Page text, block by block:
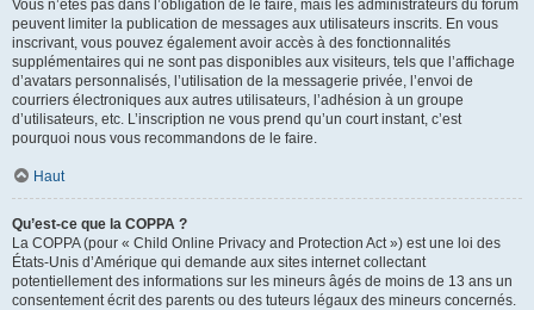
Vous n’êtes pas dans l’obligation de le faire, mais les administrateurs du forum
peuvent limiter la publication de messages aux utilisateurs inscrits. En vous
inscrivant, vous pouvez également avoir accès à des fonctionnalités
supplémentaires qui ne sont pas disponibles aux visiteurs, tels que l’affichage
d’avatars personnalisés, l’utilisation de la messagerie privée, l’envoi de
courriers électroniques aux autres utilisateurs, l’adhésion à un groupe
d’utilisateurs, etc. L’inscription ne vous prend qu’un court instant, c’est
pourquoi nous vous recommandons de le faire.
Haut
Qu’est-ce que la COPPA ?
La COPPA (pour « Child Online Privacy and Protection Act ») est une loi des
États-Unis d’Amérique qui demande aux sites internet collectant
potentiellement des informations sur les mineurs âgés de moins de 13 ans un
consentement écrit des parents ou des tuteurs légaux des mineurs concernés.